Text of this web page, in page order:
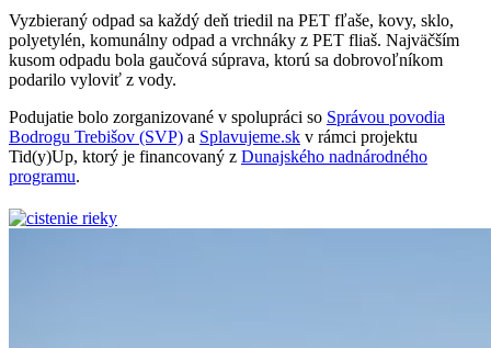
Vyzbieraný odpad sa každý deň triedil na PET fľaše, kovy, sklo,
polyetylén, komunálny odpad a vrchnáky z PET fliaš. Najväčším
kusom odpadu bola gaučová súprava, ktorú sa dobrovoľníkom
podarilo vyloviť z vody.
Podujatie bolo zorganizované v spolupráci so Správou povodia
Bodrogu Trebišov (SVP) a Splavujeme.sk v rámci projektu
Tid(y)Up, ktorý je financovaný z Dunajského nadnárodného
programu.